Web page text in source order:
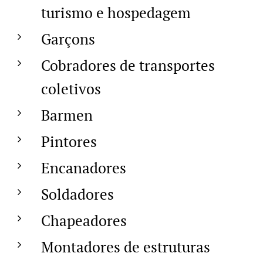
turismo e hospedagem
Garçons
Cobradores de transportes
coletivos
Barmen
Pintores
Encanadores
Soldadores
Chapeadores
Montadores de estruturas